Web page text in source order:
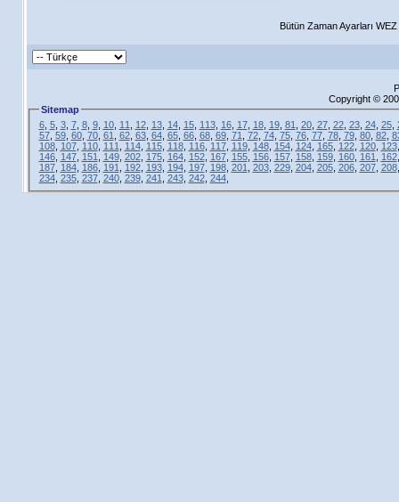
Bütün Zaman Ayarları
Copyright ©
Sitemap
6, 5, 3, 7, 8, 9, 10, 11 12, 13, 14, 15, 113, 16, 17, 18, 19, 81 20, 27, 22, 23, 24, 25,
57, 59, 60, 70, 61 62, 63, 64, 65, 66, 68, 69, 71 72, 74, 75, 76, 77, 78, 79, 80, 82,
108, 107, 110, 111 114, 115, 118, 116, 117, 119, 148, 154, 124, 165, 122, 120, 123
146, 147, 151 149, 202, 175, 164, 152, 167, 155, 156, 157, 158, 159, 160, 161 162
187, 184, 186, 191 192, 193, 194, 197, 198, 201 203, 229, 204, 205, 206, 207, 208
234, 235, 237, 240, 239, 241 243, 242, 244,